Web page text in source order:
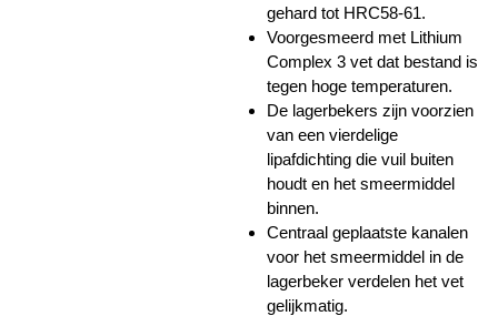
gehard tot HRC58-61.
Voorgesmeerd met Lithium
Complex 3 vet dat bestand is
tegen hoge temperaturen.
De lagerbekers zijn voorzien
van een vierdelige
lipafdichting die vuil buiten
houdt en het smeermiddel
binnen.
Centraal geplaatste kanalen
voor het smeermiddel in de
lagerbeker verdelen het vet
gelijkmatig.